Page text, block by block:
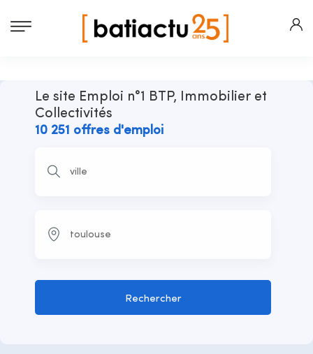
Le site Emploi n°1 BTP, Immobilier et
Collectivités
10 251 offres d'emploi
Rechercher